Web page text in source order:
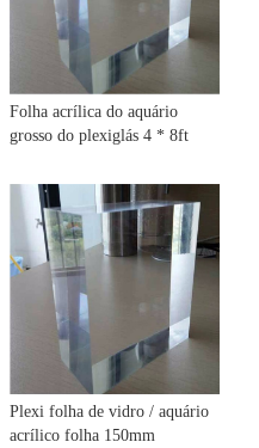
Folha acrílica do aquário
grosso do plexiglás 4 * 8ft
Plexi folha de vidro / aquário
acrílico folha 150mm